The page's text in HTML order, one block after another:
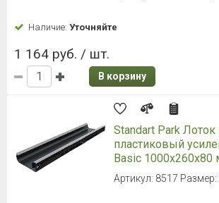
Наличие: Уточняйте
1 164 руб. / шт.
В корзину
Standart Park
пластиковый
Basic 1000х260х80
Артикул: 8517